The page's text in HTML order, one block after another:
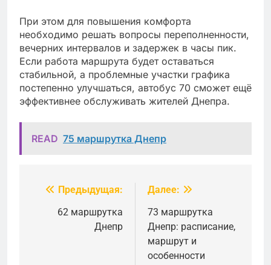
При этом для повышения комфорта
необходимо решать вопросы переполненности,
вечерних интервалов и задержек в часы пик.
Если работа маршрута будет оставаться
стабильной, а проблемные участки графика
постепенно улучшаться, автобус 70 сможет ещё
эффективнее обслуживать жителей Днепра.
READ 75 маршрутка Днепр
Навигация
Предыдущая:
62 маршрутка
Днепр
Далее:
73 маршрутка
Днепр: расписание,
маршрут и
особенности